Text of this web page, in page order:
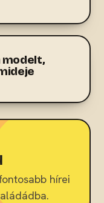
hírei